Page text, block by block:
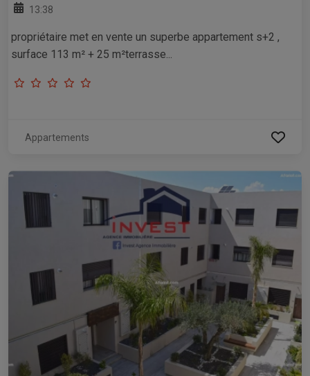
13:38
propriétaire met en vente un superbe appartement s+2 ,
surface 113 m² + 25 m²terrasse...
Appartements